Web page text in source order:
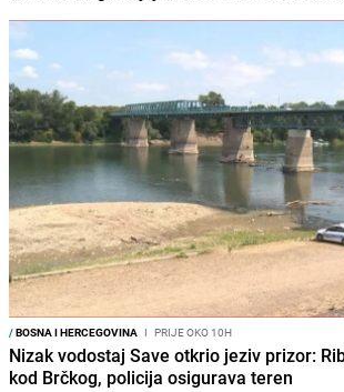
/BOSNA I HERCEGOVINA I PRIJE OKO 10H
Nizak vodostaj Save otkrio jeziv prizor:
kod Brčkog, policija osigurava teren